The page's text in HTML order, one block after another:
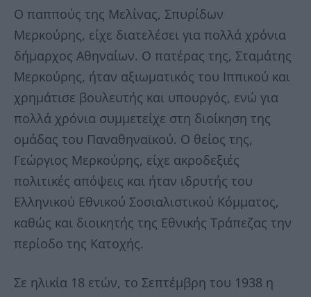
Ο παππούς της Μελίνας, Σπυρίδων
Μερκούρης, είχε διατελέσει για πολλά χρόνια
δήμαρχος Αθηναίων. Ο πατέρας της, Σταμάτης
Μερκούρης, ήταν αξιωματικός του Ιππικού και
χρημάτισε βουλευτής και υπουργός, ενώ για
πολλά χρόνια συμμετείχε στη διοίκηση της
ομάδας του Παναθηναϊκού. Ο θείος της,
Γεώργιος Μερκούρης, είχε ακροδεξιές
πολιτικές απόψεις και ήταν ιδρυτής του
Ελληνικού Εθνικού Σοσιαλιστικού Κόμματος,
καθώς και διοικητής της Εθνικής Τράπεζας την
περίοδο της Κατοχής.
Σε ηλικία 18 ετών, το Σεπτέμβρη του 1938 η